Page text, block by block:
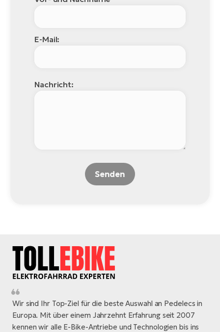
E-Mail:
Nachricht:
Senden
Wir sind Ihr Top-Ziel für die beste Auswahl an Pedelecs in
Europa. Mit über einem Jahrzehnt Erfahrung seit 2007
kennen wir alle E-Bike-Antriebe und Technologien bis ins